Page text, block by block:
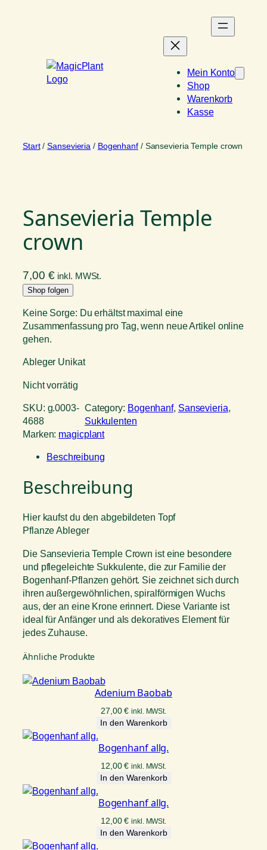
Mein Konto
Shop
Warenkorb
Kasse
Start/Sansevieria / Bogenhanf/ Sansevieria Temple crown
Sansevieria Temple
crown
7,00 € inkl. MWSt.
Shop folgen
Keine Sorge: Du erhältst maximal eine
Zusammenfassung pro Tag, wenn neue Artikel online
gehen.
Ableger Unikat
Nicht vorrätig
SKU: g.0003-
4688
Category: Bogenhanf, Sansevieria
Sukkulenten
Marken: magicplant
Beschreibung
Beschreibung
Hier kaufst du den abgebildeten Topf
Pflanze Ableger
Die Sansevieria Temple Crown ist eine besondere
und pflegeleichte Sukkulente, die zur Familie der
Bogenhanf-Pflanzen gehört. Sie zeichnet sich durch
ihren außergewöhnlichen, spiralförmigen Wuchs
aus, der an eine Krone erinnert. Diese Variante ist
ideal für Anfänger und als dekoratives Element für
jedes Zuhause.
Ähnliche Produkte
Adenium Baobab
27,00€ inkl. MWSt.
In den Warenkorb
Bogenhanf allg.
12,00€ inkl. MWSt.
In den Warenkorb
Bogenhanf allg.
12,00€ inkl. MWSt.
In den Warenkorb